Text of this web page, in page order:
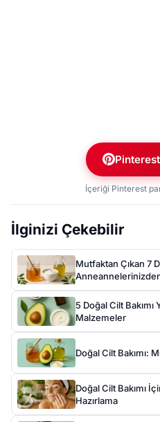
İçeriği Pinterest
İlginizi Çekebilir
Mutfaktan Çıkan 7
5 Doğal Cilt
Malzemeler
Doğal Cilt Bakımı:
Doğal Cilt Bakımı
Hazırlama